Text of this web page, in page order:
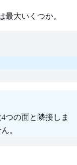
大いくつか。
つの面と隣接しま
。